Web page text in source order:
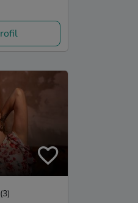
(3)